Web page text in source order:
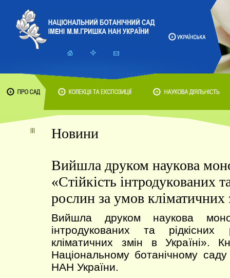
Новини
Вийшла друком наукова
«Стійкість інтродукованих
рослин за умов кліматичних
Вийшла друком наукова
інтродукованих та
кліматичних змін в Україні».
Національному ботанічному
НАН України.